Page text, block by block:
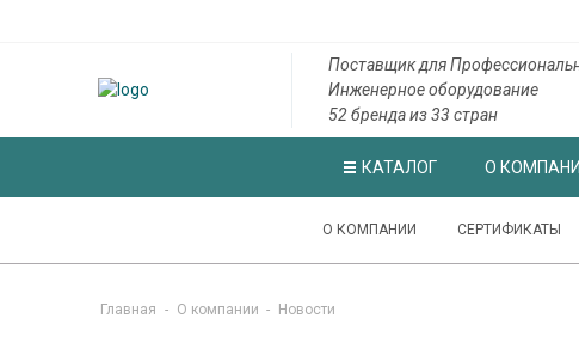
Поставщик для
Инженерное оборудование
52 бренда из 33 стран
КАТАЛОГ О
О КОМПАНИИ СЕРТИФИКАТЫ
Главная - О компании - Новости